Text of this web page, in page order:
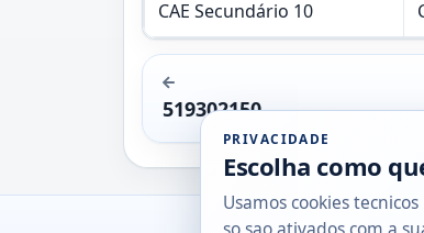
CAE Secundário 10
519302150
PRIVACIDADE
Escolha como
Usamos cookies